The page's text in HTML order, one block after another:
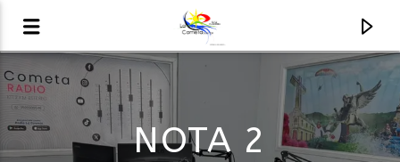
AUDIO EN VIVO
LA COMETA, SEÑALES A CIELO ABIERTO
NOTA 2